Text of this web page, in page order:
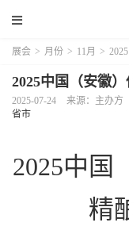
展会 > 月份 > 11月 >
2025中国（安徽
2025-07-24 来源：主办方
省市
2025中国
精